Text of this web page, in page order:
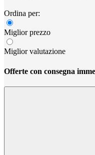
Ordina per:
Miglior prezzo
Miglior valutazione
Offerte con consegna